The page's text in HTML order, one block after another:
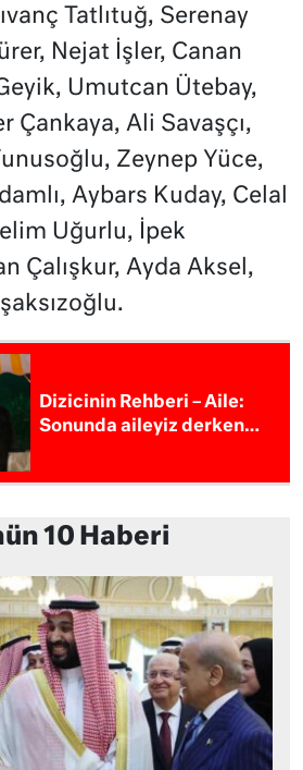
Tatlıtuğ, Serenay
Nejat İşler, Canan
Umutcan Ütebay,
Çankaya, Ali Savaşçı,
Zeynep Yüce,
Aybars Kuday, Celal
Uğurlu, İpek
Çalışkur, Ayda Aksel,
Dizicinin Rehberi – Aile:
Sonunda aileyiz derken…
10 Haberi